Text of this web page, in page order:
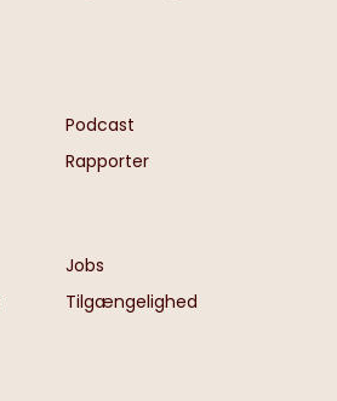
Podcast
Rapporter
Jobs
Tilgængelighed